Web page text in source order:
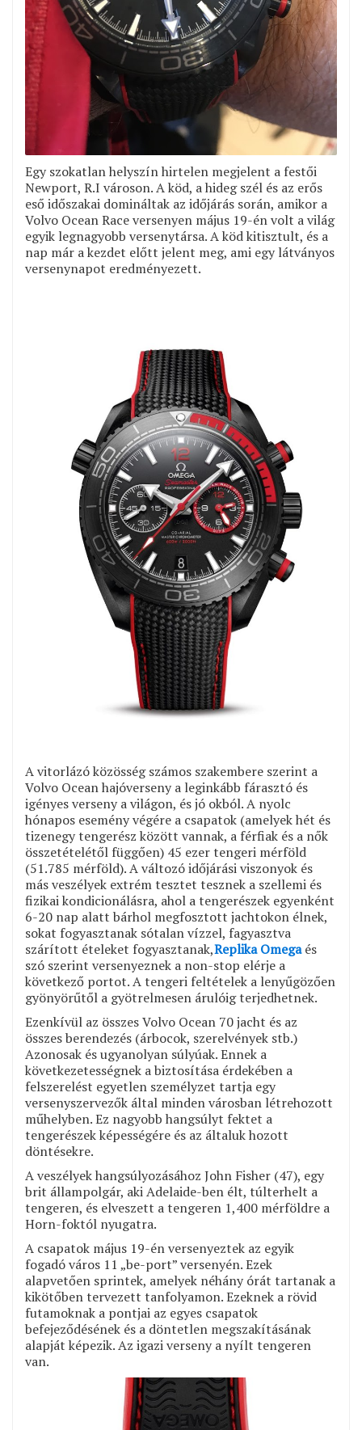
Egy szokatlan helyszín hirtelen megjelent a festői
Newport, R.I városon. A köd, a hideg szél és az erős
eső időszakai domináltak az időjárás során, amikor a
Volvo Ocean Race versenyen május 19-én volt a világ
egyik legnagyobb versenytársa.A köd kitisztult, és a
nap már a kezdet előtt jelent meg, ami egy látványos
versenynapot eredményezett.
A vitorlázó közösség számos szakembere szerint a
Volvo Ocean hajóverseny a leginkább fárasztó és
igényes verseny a világon, és jó okból. A nyolc
hónapos esemény végére a csapatok (amelyek hét és
tizenegy tengerész között vannak, a férfiak és a nők
összetételétől függően) 45 ezer tengeri mérföld
(51.785 mérföld). A változó időjárási viszonyok és
más veszélyek extrém tesztet tesznek a szellemi és
fizikai kondicionálásra, ahol a tengerészek egyenként
6-20 nap alatt bárhol megfosztott jachtokon élnek,
sokat fogyasztanak sótalan vízzel, fagyasztva
szárított ételeket fogyasztanak,Replika Omegaés
szó szerint versenyeznek a non-stop elérje a
következő portot. A tengeri feltételek a lenyűgözően
gyönyörűtől a gyötrelmesen árulóig terjedhetnek.
Ezenkívül az összes Volvo Ocean 70 jacht és az
összes berendezés (árbocok, szerelvények stb.)
Azonosak és ugyanolyan súlyúak. Ennek a
következetességnek a biztosítása érdekében a
felszerelést egyetlen személyzet tartja egy
versenyszervezők által minden városban létrehozott
műhelyben. Ez nagyobb hangsúlyt fektet a
tengerészek képességére és az általuk hozott
döntésekre.
A veszélyek hangsúlyozásához John Fisher (47), egy
brit állampolgár, aki Adelaide-ben élt, túlterhelt a
tengeren, és elveszett a tengeren 1,400 mérföldre a
Horn-foktól nyugatra.
A csapatok május 19-én versenyeztek az egyik
fogadó város 11 „be-port” versenyén. Ezek
alapvetően sprintek, amelyek néhány órát tartanak a
kikötőben tervezett tanfolyamon. Ezeknek a rövid
futamoknak a pontjai az egyes csapatok
befejeződésének és a döntetlen megszakításának
alapját képezik. Az igazi verseny a nyílt tengeren
van.